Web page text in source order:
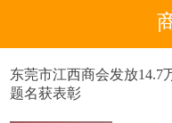
东莞市江西商会发放14.7
题名获表彰